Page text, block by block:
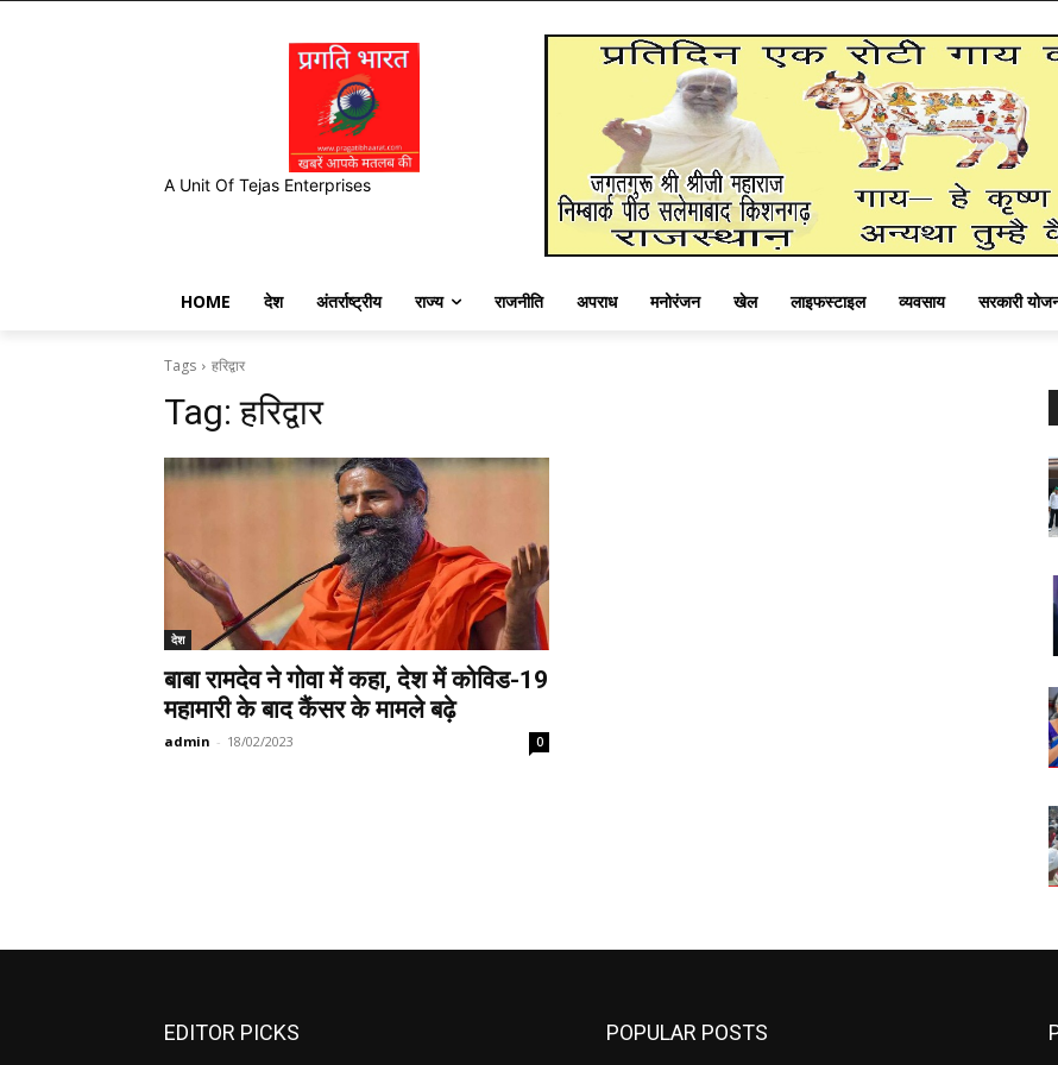
A Unit Of Tejas Enterprises
HOME देश अंतर्राष्ट्रीय राज्य राजनीति अपराध मनोरंजन खेल लाइफस्टाइल व्यवसाय सरकारी
Tags हरिद्वार
Tag:हरिद्वार
देश
बाबा रामदेव ने गोवा में कहा, देश में कोविड-19
महामारी के बाद कैंसर के मामले बढ़े
admin - 18/02/2023 0
EDITOR PICKS POPULAR POSTS